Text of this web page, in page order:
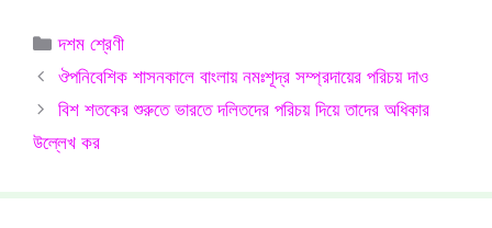
Categories
দশম শ্রেণী
ঔপনিবেশিক শাসনকালে বাংলায় নমঃশূদ্র সম্প্রদায়ের পরিচয় দাও
বিশ শতকের শুরুতে ভারতে দলিতদের পরিচয় দিয়ে তাদের অধিকার
উল্লেখ কর